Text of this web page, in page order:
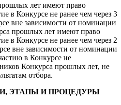
лет имеют право
в Конкурсе не ранее чем через 3
вне зависимости от номинации
прошлых лет имеют право
в Конкурсе не ранее чем через 2
вне зависимости от номинации
в Конкурсе не
Конкурса прошлых лет, не
отбора.
ЭТАПЫ И ПРОЦЕДУРЫ